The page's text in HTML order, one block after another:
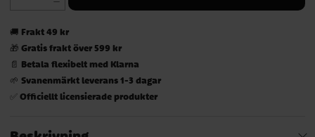
🚚 Frakt 49 kr
🎁 Gratis frakt över 599 kr
📄 Betala flexibelt med Klarna
🌱 Svanenmärkt leverans 1-3 dagar
✅ Officiellt licensierade produkter